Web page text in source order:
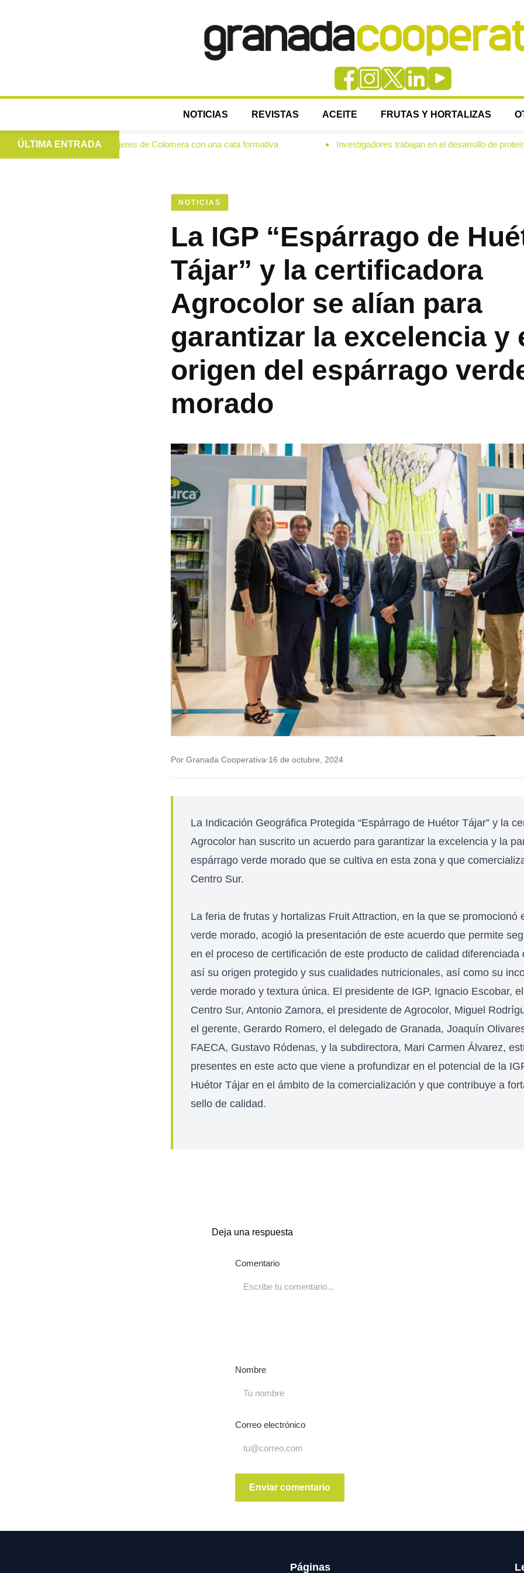
NOTICIAS REVISTAS ACEITE FRUTAS Y HORTALIZAS
ÚLTIMA ENTRADA
a las mujeres de Colomera con una cata formativa ● Investigadores trabajan en el desarrollo de proteínas para
NOTICIAS
La IGP “Espárrago de
Tájar” y la certificadora
Agrocolor se alían para
garantizar la excelencia y
origen del espárrago
morado
Por Granada Cooperativa 16 de octubre, 2024
La Indicación Geográfica Protegida “Espárrago de Huétor Tájar” y la
Agrocolor han suscrito un acuerdo para garantizar la excelencia y la
espárrago verde morado que se cultiva en esta zona y que
Centro Sur.
La feria de frutas y hortalizas Fruit Attraction, en la que se promocionó
verde morado, acogió la presentación de este acuerdo que permite
en el proceso de certificación de este producto de calidad diferenciada
así su origen protegido y sus cualidades nutricionales, así como su
verde morado y textura única. El presidente de IGP, Ignacio Escobar,
Centro Sur, Antonio Zamora, el presidente de Agrocolor, Miguel
el gerente, Gerardo Romero, el delegado de Granada, Joaquín
FAECA, Gustavo Ródenas, y la subdirectora, Mari Carmen Álvarez,
presentes en este acto que viene a profundizar en el potencial de la
Huétor Tájar en el ámbito de la comercialización y que contribuye a
sello de calidad.
Deja una respuesta
Comentario
Nombre
Correo electrónico
Páginas